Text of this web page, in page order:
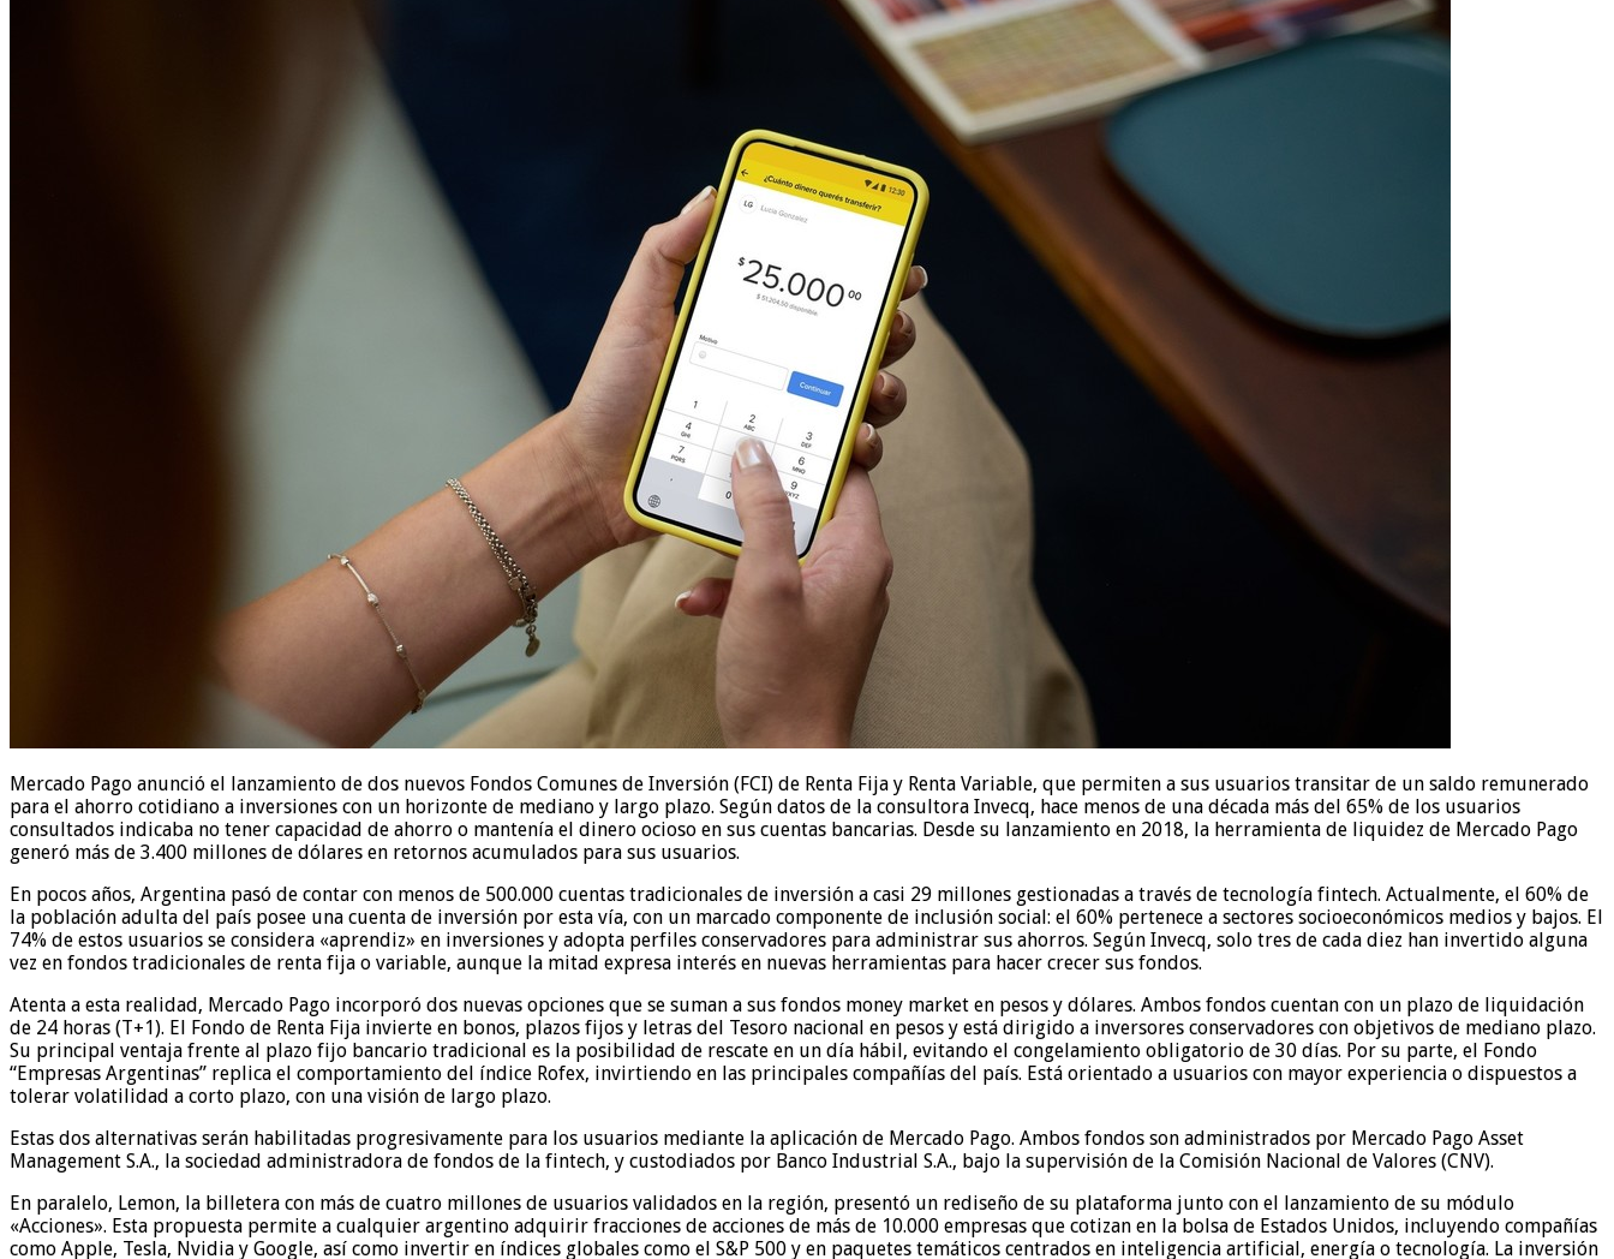
Mercado Pago anunció el lanzamiento de dos nuevos Fondos Comunes de Inversión (FCI) de Renta Fija y Renta Variable, que permiten a sus usuarios transitar de un saldo remunerado
para el ahorro cotidiano a inversiones con un horizonte de mediano y largo plazo. Según datos de la consultora Invecq, hace menos de una década más del 65% de los usuarios
consultados indicaba no tener capacidad de ahorro o mantenía el dinero ocioso en sus cuentas bancarias. Desde su lanzamiento en 2018, la herramienta de liquidez de Mercado Pago
generó más de 3.400 millones de dólares en retornos acumulados para sus usuarios.
En pocos años, Argentina pasó de contar con menos de 500.000 cuentas tradicionales de inversión a casi 29 millones gestionadas a través de tecnología fintech. Actualmente, el 60% de
la población adulta del país posee una cuenta de inversión por esta vía, con un marcado componente de inclusión social: el 60% pertenece a sectores socioeconómicos medios y bajos. El
74% de estos usuarios se considera «aprendiz» en inversiones y adopta perfiles conservadores para administrar sus ahorros. Según Invecq, solo tres de cada diez han invertido alguna
vez en fondos tradicionales de renta fija o variable, aunque la mitad expresa interés en nuevas herramientas para hacer crecer sus fondos.
Atenta a esta realidad, Mercado Pago incorporó dos nuevas opciones que se suman a sus fondos money market en pesos y dólares. Ambos fondos cuentan con un plazo de liquidación
de 24 horas (T+1). El Fondo de Renta Fija invierte en bonos, plazos fijos y letras del Tesoro nacional en pesos y está dirigido a inversores conservadores con objetivos de mediano plazo.
Su principal ventaja frente al plazo fijo bancario tradicional es la posibilidad de rescate en un día hábil, evitando el congelamiento obligatorio de 30 días. Por su parte, el Fondo
“Empresas Argentinas” replica el comportamiento del índice Rofex, invirtiendo en las principales compañías del país. Está orientado a usuarios con mayor experiencia o dispuestos a
tolerar volatilidad a corto plazo, con una visión de largo plazo.
Estas dos alternativas serán habilitadas progresivamente para los usuarios mediante la aplicación de Mercado Pago. Ambos fondos son administrados por Mercado Pago Asset
Management S.A., la sociedad administradora de fondos de la fintech, y custodiados por Banco Industrial S.A., bajo la supervisión de la Comisión Nacional de Valores (CNV).
En paralelo, Lemon, la billetera con más de cuatro millones de usuarios validados en la región, presentó un rediseño de su plataforma junto con el lanzamiento de su módulo
«Acciones». Esta propuesta permite a cualquier argentino adquirir fracciones de acciones de más de 10.000 empresas que cotizan en la bolsa de Estados Unidos, incluyendo compañías
como Apple, Tesla, Nvidia y Google, así como invertir en índices globales como el S&P 500 y en paquetes temáticos centrados en inteligencia artificial, energía o tecnología. La inversión